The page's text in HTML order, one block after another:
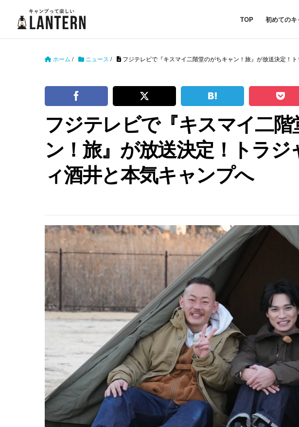
TOP 初めてのキ
ホーム / ニュース / フジテレビで『キスマイ二階堂のがちキャン！旅』が放送決定！
フジテレビで『キスマイ二
ン！旅』が放送決定！トラジ
ィ酒井と本気キャンプへ